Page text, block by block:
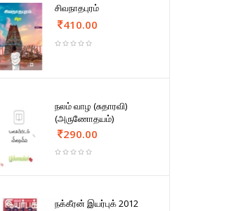
சிவநாதபுரம்
410.00
நலம் வாழ (சுதாரவி)
(அருணோதயம்)
290.00
நக்கீரன் இயர்புக் 2012